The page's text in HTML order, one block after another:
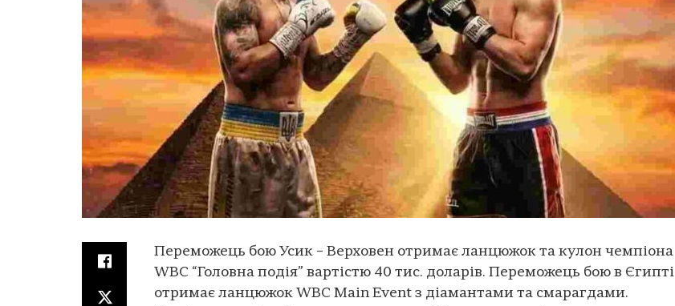
Переможець бою Усик – Верховен отримає ланцюжок та кулон чемпіона
WBC “Головна подія” вартістю 40 тис. доларів. Переможець бою в Єгипті
отримає ланцюжок WBC Main Event з діамантами та смарагдами.